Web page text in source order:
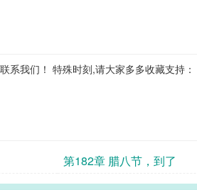
系我们！ 特殊时刻,请大家多多收藏支持：
第182章 腊八节，到了